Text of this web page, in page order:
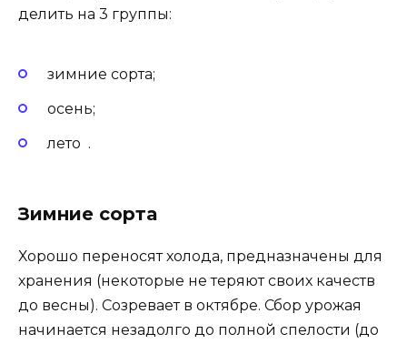
делить на 3 группы:
зимние сорта;
осень;
лето .
Зимние сорта
Хорошо переносят холода, предназначены для
хранения (некоторые не теряют своих качеств
до весны). Созревает в октябре. Сбор урожая
начинается незадолго до полной спелости (до